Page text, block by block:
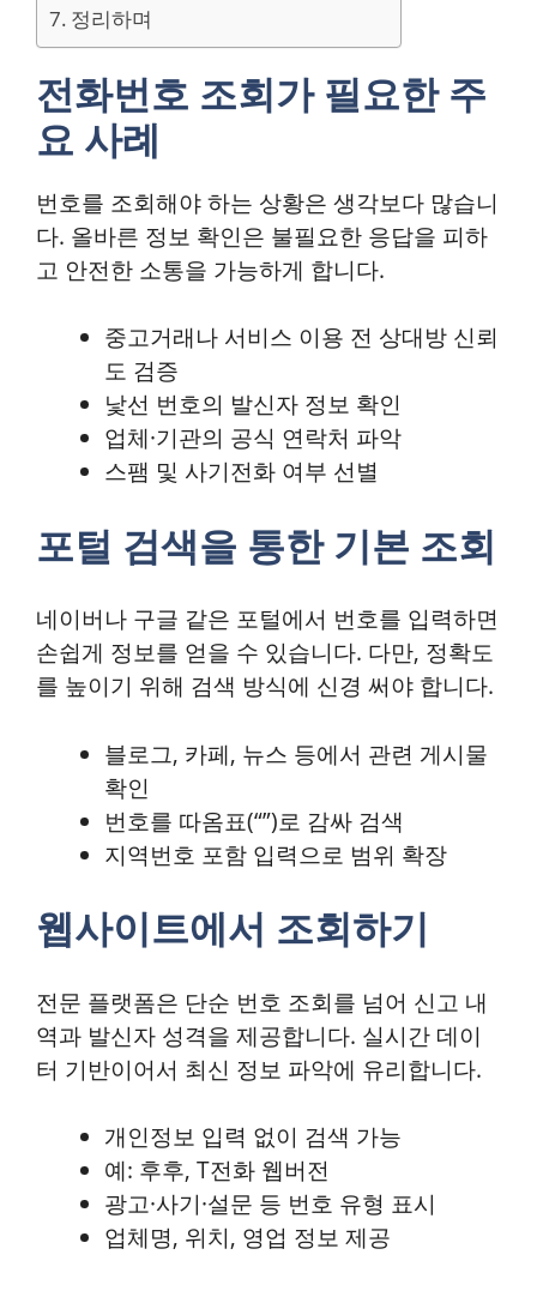
정리하며
전화번호 조회가 필요한 주
요 사례
번호를 조회해야 하는 상황은 생각보다 많습니
다. 올바른 정보 확인은 불필요한 응답을 피하
고 안전한 소통을 가능하게 합니다.
중고거래나 서비스 이용 전 상대방 신뢰
도 검증
낯선 번호의 발신자 정보 확인
업체·기관의 공식 연락처 파악
스팸 및 사기전화 여부 선별
포털 검색을 통한 기본 조회
네이버나 구글 같은 포털에서 번호를 입력하면
손쉽게 정보를 얻을 수 있습니다. 다만, 정확도
를 높이기 위해 검색 방식에 신경 써야 합니다.
블로그, 카페, 뉴스 등에서 관련 게시물
확인
번호를 따옴표(“”)로 감싸 검색
지역번호 포함 입력으로 범위 확장
웹사이트에서 조회하기
전문 플랫폼은 단순 번호 조회를 넘어 신고 내
역과 발신자 성격을 제공합니다. 실시간 데이
터 기반이어서 최신 정보 파악에 유리합니다.
개인정보 입력 없이 검색 가능
예: 후후, T전화 웹버전
광고·사기·설문 등 번호 유형 표시
업체명, 위치, 영업 정보 제공